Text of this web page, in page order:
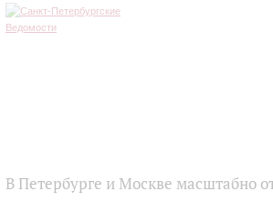
В Петербурге и Москве масштабно